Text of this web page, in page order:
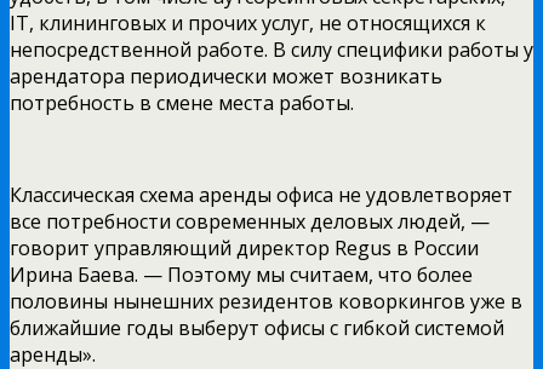
IT, клининговых и прочих услуг, не относящихся к
непосредственной работе. В силу специфики работы у
арендатора периодически может возникать
потребность в смене места работы.
Классическая схема аренды офиса не удовлетворяет
все потребности современных деловых людей, —
говорит управляющий директор Regus в России
Ирина Баева. — Поэтому мы считаем, что более
половины нынешних резидентов коворкингов уже в
ближайшие годы выберут офисы с гибкой системой
аренды».